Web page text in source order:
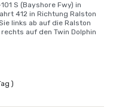
S (Bayshore Fwy) in
412 in Richtung Ralston
links ab auf die Ralston
auf den Twin Dolphin
)